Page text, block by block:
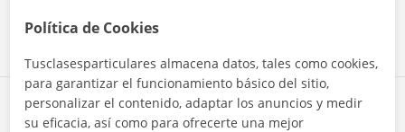
Diseño de personajes y Animación 3D
Idiomas
Política de Cookies
Tusclasesparticulares almacena datos, tales como cookies,
para garantizar el funcionamiento básico del sitio,
personalizar el contenido, adaptar los anuncios y medir
su eficacia, así como para ofrecerte una mejor